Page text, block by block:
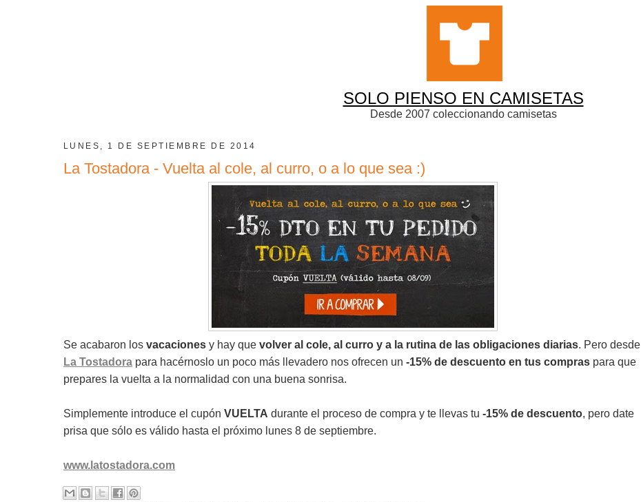
SOLO PIENSO EN CAMISETAS
Desde 2007 coleccionando camisetas
LUNES, 1 DE SEPTIEMBRE DE 2014
La Tostadora - Vuelta al cole, al curro, o a lo que sea :)
Se acabaron los vacaciones y hay que volver al cole, al curro y a la rutina de las obligaciones diarias. Pero desde
La Tostadora para hacérnoslo un poco más llevadero nos ofrecen un -15% de descuento en tus compras para que
prepares la vuelta a la normalidad con una buena sonrisa.
Simplemente introduce el cupón VUELTA durante el proceso de compra y te llevas tu -15% de descuento, pero date
prisa que sólo es válido hasta el próximo lunes 8 de septiembre.
www.latostadora.com